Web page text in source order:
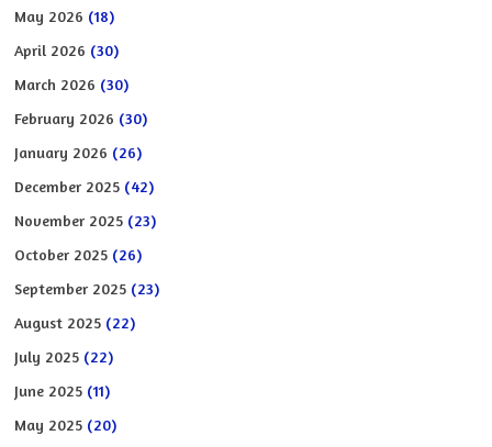
May 2026 (18)
April 2026 (30)
March 2026 (30)
February 2026 (30)
January 2026 (26)
December 2025 (42)
November 2025 (23)
October 2025 (26)
September 2025 (23)
August 2025 (22)
July 2025 (22)
June 2025 (11)
May 2025 (20)